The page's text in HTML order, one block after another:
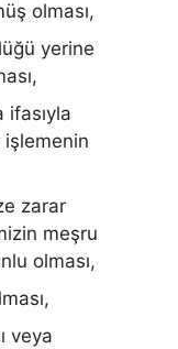
olması,
yerine
ifasıyla
zarar
meşru
olması,
veya